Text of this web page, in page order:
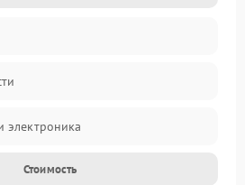
электроника
Стоимость